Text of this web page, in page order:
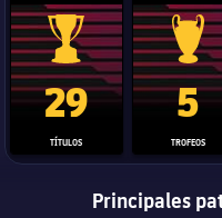
Trofeo de La Liga
29
TÍTULOS
5
TROFEOS
Principales